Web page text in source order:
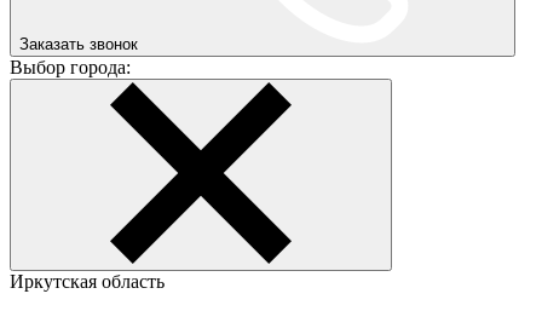
Заказать звонок
Выбор города:
Иркутская область